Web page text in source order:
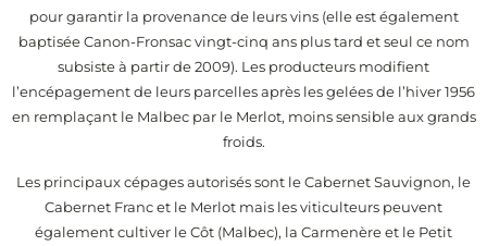
pour garantir la provenance de leurs vins (elle est également
baptisée Canon-Fronsac vingt-cinq ans plus tard et seul ce nom
subsiste à partir de 2009). Les producteurs modifient
l’encépagement de leurs parcelles après les gelées de l’hiver 1956
en remplaçant le Malbec par le Merlot, moins sensible aux grands
froids.
Les principaux cépages autorisés sont le Cabernet Sauvignon, le
Cabernet Franc et le Merlot mais les viticulteurs peuvent
également cultiver le Côt (Malbec), la Carmenère et le Petit